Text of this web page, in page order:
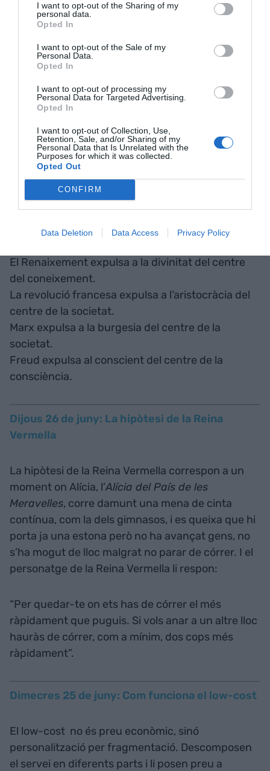
I want to opt-out of the Sharing of my
personal data.
Opted In
I want to opt-out of the Sale of my
Personal Data.
Opted In
I want to opt-out of processing my
Personal Data for Targeted Advertising.
Opted In
I want to opt-out of Collection, Use,
Retention, Sale, and/or Sharing of my
Personal Data that Is Unrelated with the
Purposes for which it was collected.
Opted Out
CONFIRM
Data Deletion Data Access Privacy Policy
Rukeyser (1913 – 1980), poetessa i activista
política estatunidenca.
Divendres 27 de juny: Desplaçar allò que està al
centre, per avançar
Aforismes de Jorge Wagensberg:
Copèrnic expulsa a la Terra del centre de
l’Univers.
Darwin expulsa a l’ésser humà del centre de
El Renaixement expulsa a la divinitat del centre
del coneixement.
La revolució francesa expulsa a l’aristocràcia del
centre de la societat.
Marx expulsa a la burgesia del centre de la
societat.
Freud expulsa al conscient del centre de la
consciència.
Dijous 26 de juny: La hipòtesi de la Reina
Vermella
La hipòtesi de la Reina Vermella correspon a un
moment on Alícia, l’Alícia del País de les
Meravelles, corre damunt una mena de cinta
contínua, com la dels gimnasos, i es queixa que hi
porta ja una estona però no ha avançat gens, no
s’ha mogut de lloc malgrat no parar de córrer. I el
personatge de la Reina Vermella li respon:
“Per quedar-te on ets has de córrer el més
ràpidament que puguis. Si vols anar a un altre lloc
hauràs de córrer, com a mínim, dos cops més
ràpidament”.
Dimecres 25 de juny: Com funciona el low-cost
El low-cost no és preu econòmic, sinó
personalització per fragmentació. Descomposen
el servei en diferents parts i li posen preu a